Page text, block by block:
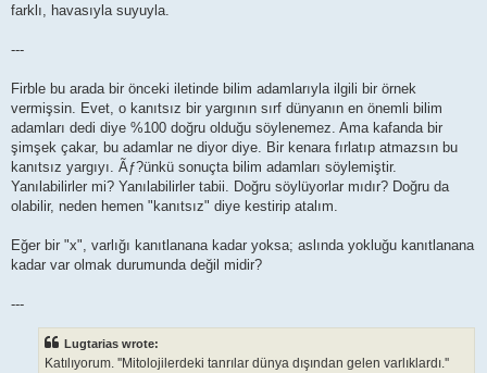
farklı, havasıyla suyuyla.
---
Firble bu arada bir önceki iletinde bilim adamlarıyla ilgili bir örnek
vermişsin. Evet, o kanıtsız bir yargının sırf dünyanın en önemli bilim
adamları dedi diye %100 doğru olduğu söylenemez. Ama kafanda bir
şimşek çakar, bu adamlar ne diyor diye. Bir kenara fırlatıp atmazsın bu
kanıtsız yargıyı. Ãƒ?ünkü sonuçta bilim adamları söylemiştir.
Yanılabilirler mi? Yanılabilirler tabii. Doğru söylüyorlar mıdır? Doğru da
olabilir, neden hemen "kanıtsız" diye kestirip atalım.
Eğer bir "x", varlığı kanıtlanana kadar yoksa; aslında yokluğu kanıtlanana
kadar var olmak durumunda değil midir?
---
Lugtarias wrote:
Katılıyorum. ''Mitolojilerdeki tanrılar dünya dışından gelen varlıklardı.''